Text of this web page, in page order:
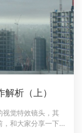
析（上）
视觉特效镜头，其
，和大家分享一下